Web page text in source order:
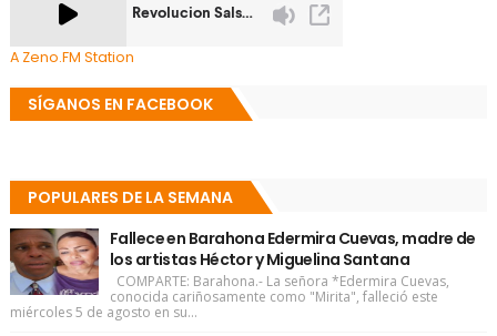
A Zeno.FM Station
SÍGANOS EN FACEBOOK
POPULARES DE LA SEMANA
Fallece en Barahona Edermira Cuevas, madre de
los artistas Héctor y Miguelina Santana
COMPARTE: Barahona.- La señora *Edermira Cuevas,
conocida cariñosamente como "Mirita", falleció este
miércoles 5 de agosto en su...